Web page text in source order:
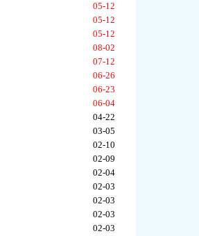
05-12
05-12
05-12
08-02
07-12
06-26
06-23
06-04
04-22
03-05
02-10
02-09
02-04
02-03
02-03
02-03
02-03